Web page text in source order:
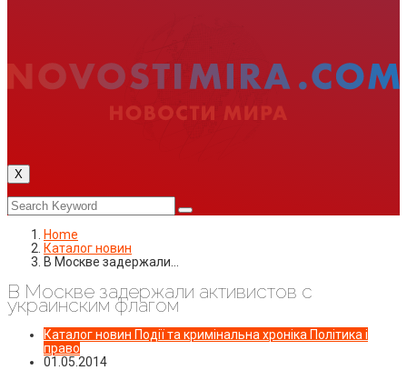
X
Home
Каталог новин
В Москве задержали…
В Москве задержали активистов с
украинским флагом
Каталог новин Події та кримінальна хроніка Політика і
право
01.05.2014